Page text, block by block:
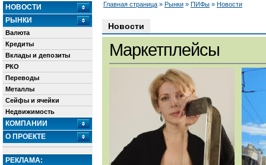
Главная страница » Рынки » ПИФы » Новости
НОВОСТИ
РЫНКИ
Валюта
Кредиты
Вклады и депозиты
РКО
Переводы
Металлы
Сейфы и ячейки
Недвижимость
КОМПАНИИ
О ПРОЕКТЕ
РЕКЛАМА:
Новости
Маркетплейсы